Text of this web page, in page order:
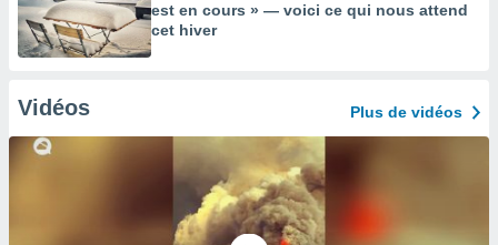
est en cours » — voici ce qui nous attend
cet hiver
Vidéos Plus de vidéos